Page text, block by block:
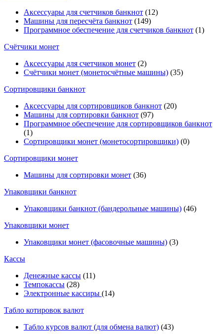
Аксессуары для счетчиков банкнот (12)
Машины для пересчёта банкнот (149)
Программное обеспечение для счетчиков банкнот (1)
Счётчики монет
Аксессуары для счетчиков монет (2)
Счётчики монет (монетосчётные машины) (35)
Cортировщики банкнот
Аксессуары для сортировщиков банкнот (20)
Машины для сортировки банкнот (97)
Программное обеспечение для сортировщиков банкнот
(1)
Сортировщики монет (монетосортировщики) (0)
Сортировщики монет
Машины для сортировки монет (36)
Упаковщики банкнот
Упаковщики банкнот (бандерольные машины) (46)
Упаковщики монет
Упаковщики монет (фасовочные машины) (3)
Кассы
Денежные кассы (11)
Темпокассы (28)
Электронные кассиры (14)
Табло котировок валют
Табло курсов валют (для обмена валют) (43)